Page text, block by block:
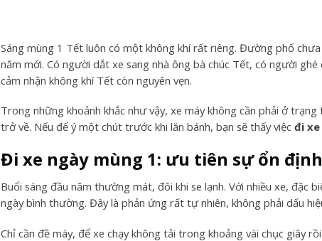
Sáng mùng 1 Tết luôn có một không khí rất riêng. Đường phố
năm mới. Có người dắt xe sang nhà ông bà chúc Tết, có người
cảm nhận không khí Tết còn nguyên vẹn.
Trong những khoảnh khắc như vậy, xe máy không cần phải ở
trở về. Nếu để ý một chút trước khi lăn bánh, bạn sẽ thấy việc đi xe
Đi xe ngày mùng 1: ưu tiên sự ổn
Buổi sáng đầu năm thường mát, đôi khi se lạnh. Với nhiều xe, đặc
ngày bình thường. Đây là phản ứng rất tự nhiên, không phải dấu
Chỉ cần đề máy, để xe chạy không tải trong khoảng vài chục giây